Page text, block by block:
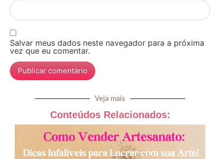
Salvar meus dados neste navegador para a próxima
vez que eu comentar.
Veja mais
Conteúdos Relacionados: